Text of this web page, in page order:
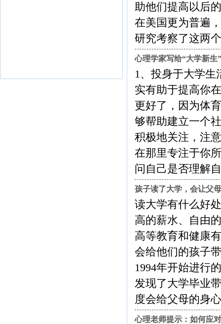
助他们提高以后
在美国更为普遍
研究考察了这两
心理学家写给“大学新生
1、投身于大学
实有助于提高你
更好了，因为体
够帮助建立一个
积极地关注，注
在那里专注于你
问自己是否理解
孩子读了大学，会让父
读大学有什么好
高的薪水、自由
高等教育和健康
会给他们的孩子
1994年开始进行
发现了大学毕业
度会给父母的身
心理老师提示：如何应